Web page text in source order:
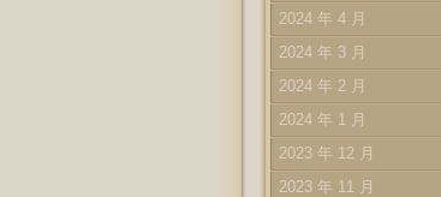
2024 年 4 月
2024 年 3 月
2024 年 2 月
2024 年 1 月
2023 年 12 月
2023 年 11 月